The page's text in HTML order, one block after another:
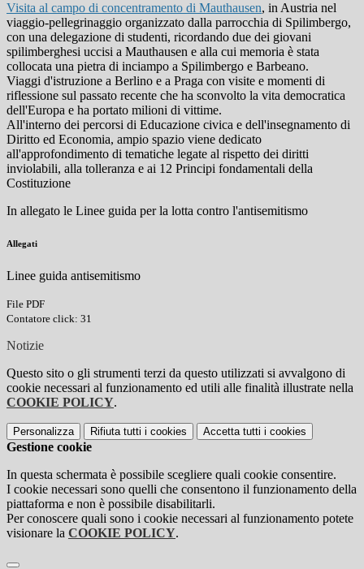
Visita al campo di concentramento di Mauthausen, in Austria nel
viaggio-pellegrinaggio organizzato dalla parrocchia di Spilimbergo,
con una delegazione di studenti, ricordando due dei giovani
spilimberghesi uccisi a Mauthausen e alla cui memoria è stata
collocata una pietra di inciampo a Spilimbergo e Barbeano.
Viaggi d'istruzione a Berlino e a Praga con visite e momenti di
riflessione sul passato recente che ha sconvolto la vita democratica
dell'Europa e ha portato milioni di vittime.
All'interno dei percorsi di Educazione civica e dell'insegnamento di
Diritto ed Economia, ampio spazio viene dedicato
all'approfondimento di tematiche legate al rispetto dei diritti
inviolabili, alla tolleranza e ai 12 Principi fondamentali della
Costituzione
In allegato le Linee guida per la lotta contro l'antisemitismo
Allegati
Linee guida antisemitismo
File PDF
Contatore click: 31
Notizie
Questo sito o gli strumenti terzi da questo utilizzati si avvalgono di
cookie necessari al funzionamento ed utili alle finalità illustrate nella
COOKIE POLICY.
Personalizza Rifiuta tutti i cookies Accetta tutti i cookies
Gestione cookie
In questa schermata è possibile scegliere quali cookie consentire.
I cookie necessari sono quelli che consentono il funzionamento della
piattaforma e non è possibile disabilitarli.
Per conoscere quali sono i cookie necessari al funzionamento potete
visionare la COOKIE POLICY.